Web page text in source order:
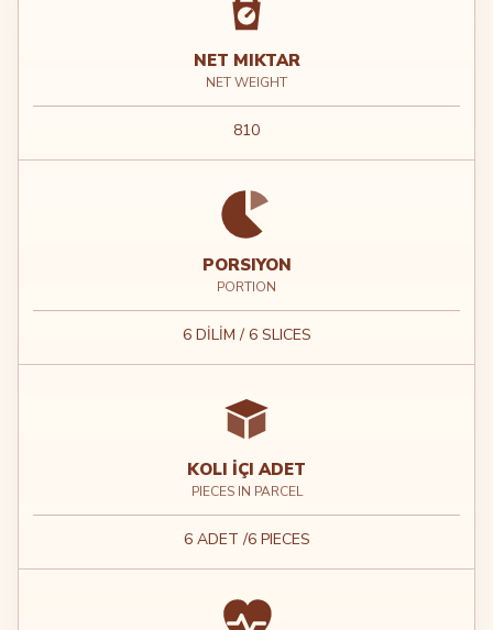
NET MIKTAR
NET WEIGHT
810
PORSIYON
PORTION
6 DİLİM / 6 SLICES
KOLI İÇI ADET
PIECES IN PARCEL
6 ADET /6 PIECES